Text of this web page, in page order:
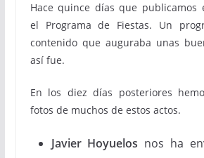
Hace quince días que publicamos
el Programa de Fiestas. Un
contenido que auguraba unas
así fue.
En los diez días posteriores
fotos de muchos de estos actos.
Javier Hoyuelos nos ha